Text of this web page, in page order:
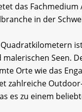
das
in der
Seen.
Orte wie das
zahlreiche
es zu einem